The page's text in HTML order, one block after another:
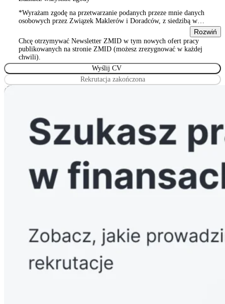
*Wyrażam zgodę na przetwarzanie podanych przeze mnie danych
osobowych przez Związek Maklerów i Doradców, z siedzibą w
stowarzyszeń, innych organizacji społecznych i zawodowych,
Wyrażam zgodę na przetwarzanie podanych przeze mnie danych
osobowych przez Związek Maklerów i Doradców, z siedzibą w
Warszawie 00-815, ul. Sienna 93/2, wpisanym do rejestru
stowarzyszeń, innych organizacji społecznych i zawodowych
Rozwiń
Chcę otrzymywać Newsletter ZMID w tym nowych ofert pracy
publikowanych na stronie ZMID (możesz zrezygnować w każdej
chwili).
Rekrutacja zakończona